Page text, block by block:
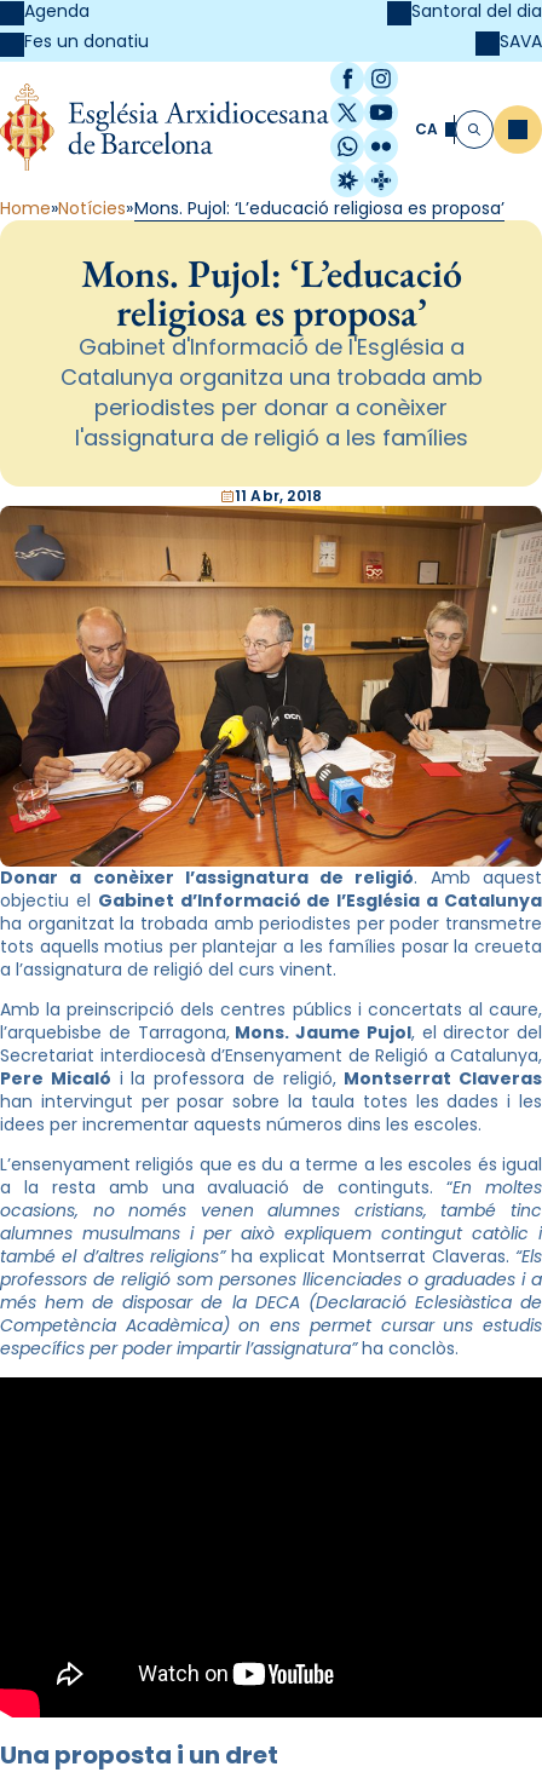
Agenda
Fes un donatiu
Santoral del dia
SAVA
Facebook
Instagram
X / Twitter
YouTube
WhatsApp
Flickr
Radio Estel
Catalunya
CA Cerca
Home Notícies Mons. Pujol: ‘L’educació religiosa es proposa’
Mons. Pujol: ‘L’educació
religiosa es proposa’
Gabinet d'Informació de l'Església a
Catalunya organitza una trobada amb
periodistes per donar a conèixer
l'assignatura de religió a les famílies
11 Abr, 2018
Donar a conèixer l’assignatura de religió. Amb aquest
objectiu el Gabinet d’Informació de l’Església a Catalunya
ha organitzat la trobada amb periodistes per poder transmetre
tots aquells motius per plantejar a les famílies posar la creueta
a l’assignatura de religió del curs vinent.
Amb la preinscripció dels centres públics i concertats al caure,
l’arquebisbe de Tarragona,Mons. Jaume Pujol, el director del
Secretariat interdiocesà d’Ensenyament de Religió a Catalunya,
Pere Micaló i la professora de religió, Montserrat Claveras
han intervingut per posar sobre la taula totes les dades i les
idees per incrementar aquests números dins les escoles.
L’ensenyament religiós que es du a terme a les escoles és igual
a la resta amb una avaluació de continguts. “En moltes
ocasions, no només venen alumnes cristians, també tinc
alumnes musulmans i per això expliquem contingut catòlic i
també el d’altres religions”ha explicat Montserrat Claveras. “Els
professors de religió som persones llicenciades o graduades i a
més hem de disposar de la DECA (Declaració Eclesiàstica de
Competència Acadèmica) on ens permet cursar uns estudis
específics per poder impartir l’assignatura”ha conclòs.
Una proposta i un dret